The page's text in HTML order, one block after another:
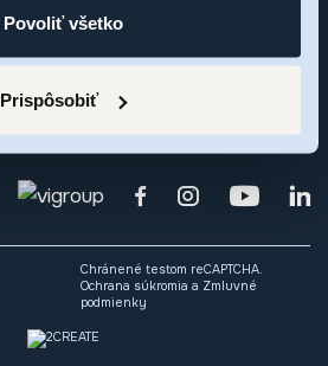
Povoliť všetko
Prispôsobiť
Chránené testom reCAPTCHA.
Ochrana súkromia a Zmluvné
podmienky